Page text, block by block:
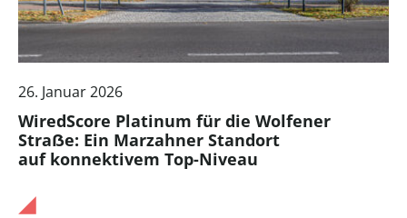
26. Januar 2026
WiredScore Platinum für die Wolfener
Straẞe: Ein Marzahner Standort
auf konnektivem Top-Niveau